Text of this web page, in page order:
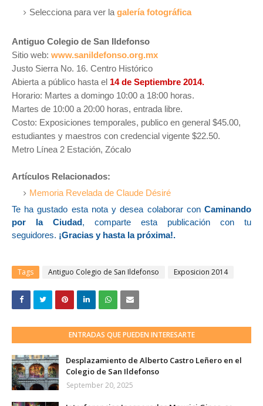
Selecciona para ver la galería fotográfica
Antiguo Colegio de San Ildefonso
Sitio web: www.sanildefonso.org.mx
Justo Sierra No. 16. Centro Histórico
Abierta a público hasta el 14 de Septiembre 2014.
Horario: Martes a domingo 10:00 a 18:00 horas.
Martes de 10:00 a 20:00 horas, entrada libre.
Costo: Exposiciones temporales, publico en general $45.00,
estudiantes y maestros con credencial vigente $22.50.
Metro Línea 2 Estación, Zócalo
Artículos Relacionados:
Memoria Revelada de Claude Désiré
Te ha gustado esta nota y desea colaborar con Caminando
por la Ciudad, comparte esta publicación con tu
seguidores. ¡Gracias y hasta la próxima!.
Tags Antiguo Colegio de San Ildefonso Exposicion 2014
ENTRADAS QUE PUEDEN INTERESARTE
Desplazamiento de Alberto Castro Leñero en el
Colegio de San Ildefonso
September 20, 2025